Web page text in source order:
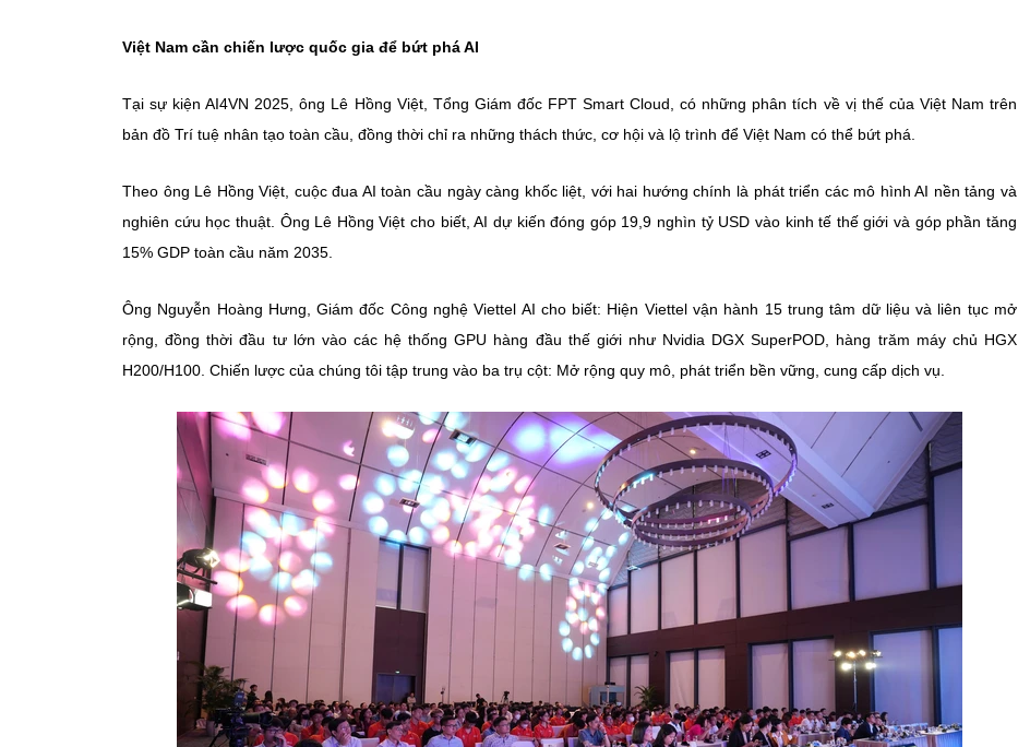
Việt Nam cần chiến lược quốc gia để bứt phá AI
Tại sự kiện AI4VN 2025, ông Lê Hồng Việt, Tổng Giám đốc FPT Smart Cloud, có những phân tích về vị thế của Việt Nam trên
bản đồ Trí tuệ nhân tạo toàn cầu, đồng thời chỉ ra những thách thức, cơ hội và lộ trình để Việt Nam có thể bứt phá.
Theo ông Lê Hồng Việt, cuộc đua AI toàn cầu ngày càng khốc liệt, với hai hướng chính là phát triển các mô hình AI nền tảng và
nghiên cứu học thuật. Ông Lê Hồng Việt cho biết, AI dự kiến đóng góp 19,9 nghìn tỷ USD vào kinh tế thế giới và góp phần tăng
15% GDP toàn cầu năm 2035.
Ông Nguyễn Hoàng Hưng, Giám đốc Công nghệ Viettel AI cho biết: Hiện Viettel vận hành 15 trung tâm dữ liệu và liên tục mở
rộng, đồng thời đầu tư lớn vào các hệ thống GPU hàng đầu thế giới như Nvidia DGX SuperPOD, hàng trăm máy chủ HGX
H200/H100. Chiến lược của chúng tôi tập trung vào ba trụ cột: Mở rộng quy mô, phát triển bền vững, cung cấp dịch vụ.